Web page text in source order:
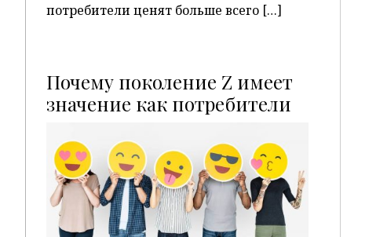
потребители ценят больше всего […]
Почему поколение Z имеет
значение как потребители
P